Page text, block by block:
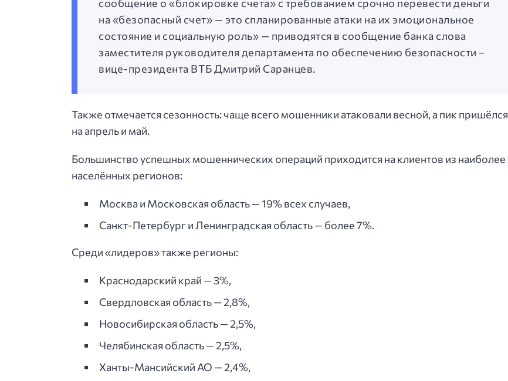
сообщение о «блокировке счета» с требованием срочно перевести деньги
на «безопасный счет» — это спланированные атаки на их эмоциональное
состояние и социальную роль» — приводятся в сообщение банка слова
заместителя руководителя департамента по обеспечению безопасности –
вице-президента ВТБ Дмитрий Саранцев.
Также отмечается сезонность: чаще всего мошенники атаковали весной, а пик пришёлся
на апрель и май.
Большинство успешных мошеннических операций приходится на клиентов из наиболее
населённых регионов:
Москва и Московская область — 19% всех случаев,
Санкт-Петербург и Ленинградская область — более 7%.
Среди «лидеров» также регионы:
Краснодарский край — 3%,
Свердловская область — 2,8%,
Новосибирская область — 2,5%,
Челябинская область — 2,5%,
Ханты-Мансийский АО — 2,4%,